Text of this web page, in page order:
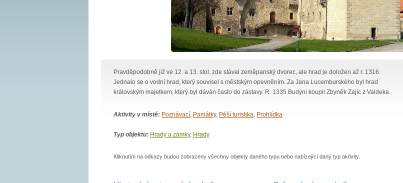
Pravděpodobně již ve 12. a 13. stol. zde stával zeměpanský dvorec, ale hrad je doložen až r. 1316.
Jednalo se o vodní hrad, který souvisel s městským opevněním. Za Jana Lucemburského byl hrad
královským majetkem, který byl dáván často do zástavy. R. 1335 Budyni koupil Zbyněk Zajíc z Valdeka.
Aktivity v místě: Poznávací, Památky, Pěší turistika, Prohlídka
Typ objektu: Hrady a zámky, Hrady
Kliknutím na odkazy budou zobrazeny všechny objekty daného typu nebo nabízející daný typ aktivity.